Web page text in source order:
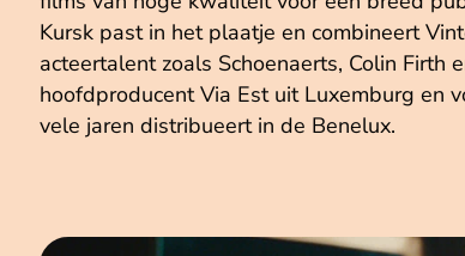
Kursk past in het plaatje en combineert
acteertalent zoals Schoenaerts, Colin
hoofdproducent Via Est uit Luxemburg en
vele jaren distribueert in de Benelux.